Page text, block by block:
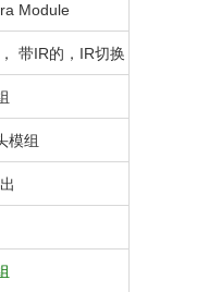
Module
带IR的，IR切换
模组